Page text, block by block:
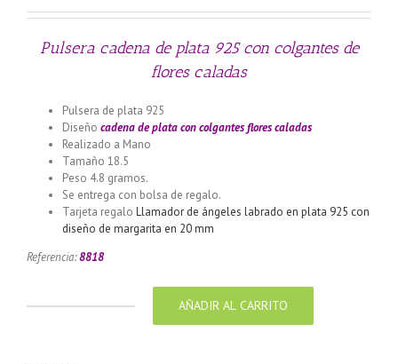
Pulsera cadena de plata 925 con colgantes de
flores caladas
Pulsera de plata 925
Diseño cadena de plata con colgantes flores caladas
Realizado a Mano
Tamaño 18.5
Peso 4.8 gramos.
Se entrega con bolsa de regalo.
Tarjeta regalo Llamador de ángeles labrado en plata 925 con
diseño de margarita en 20 mm
Referencia:8818
AÑADIR AL CARRITO